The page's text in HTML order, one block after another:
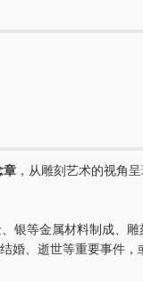
章 ，从雕刻艺术的视角
银等金属材料制成、雕
婚、逝世等重要事件，